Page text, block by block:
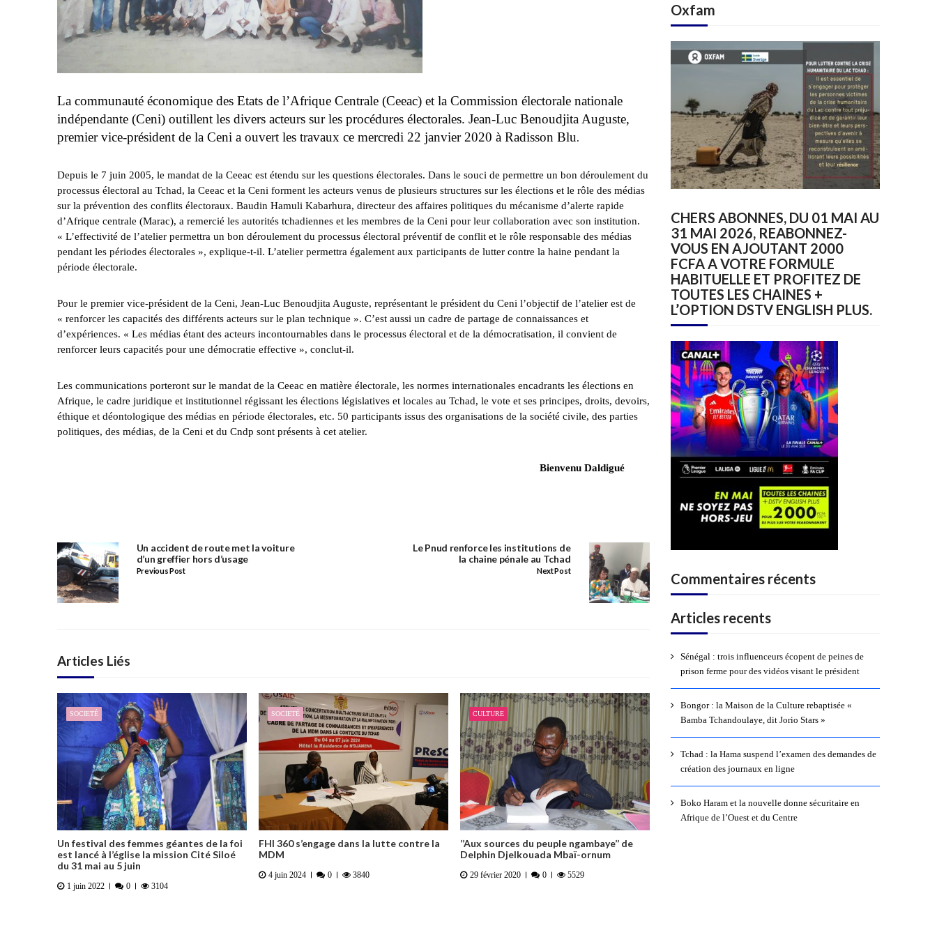
La communauté économique des Etats de l’Afrique Centrale (Ceeac) et la Commission électorale nationale
indépendante (Ceni) outillent les divers acteurs sur les procédures électorales. Jean-Luc Benoudjita Auguste,
premier vice-président de la Ceni a ouvert les travaux ce mercredi 22 janvier 2020 à Radisson Blu.
Depuis le 7 juin 2005, le mandat de la Ceeac est étendu sur les questions électorales. Dans le souci de permettre un bon déroulement du
processus électoral au Tchad, la Ceeac et la Ceni forment les acteurs venus de plusieurs structures sur les élections et le rôle des médias
sur la prévention des conflits électoraux. Baudin Hamuli Kabarhura, directeur des affaires politiques du mécanisme d’alerte rapide
d’Afrique centrale (Marac), a remercié les autorités tchadiennes et les membres de la Ceni pour leur collaboration avec son institution.
« L’effectivité de l’atelier permettra un bon déroulement du processus électoral préventif de conflit et le rôle responsable des médias
pendant les périodes électorales », explique-t-il. L’atelier permettra également aux participants de lutter contre la haine pendant la
période électorale.
Pour le premier vice-président de la Ceni, Jean-Luc Benoudjita Auguste, représentant le président du Ceni l’objectif de l’atelier est de
« renforcer les capacités des différents acteurs sur le plan technique ». C’est aussi un cadre de partage de connaissances et
d’expériences. « Les médias étant des acteurs incontournables dans le processus électoral et de la démocratisation, il convient de
renforcer leurs capacités pour une démocratie effective », conclut-il.
Les communications porteront sur le mandat de la Ceeac en matière électorale, les normes internationales encadrants les élections en
Afrique, le cadre juridique et institutionnel régissant les élections législatives et locales au Tchad, le vote et ses principes, droits, devoirs,
éthique et déontologique des médias en période électorales, etc. 50 participants issus des organisations de la société civile, des parties
politiques, des médias, de la Ceni et du Cndp sont présents à cet atelier.
Bienvenu Daldigué
Un accident de route met la voiture
d’un greffier hors d’usage
Previous Post
Le Pnud renforce les institutions de
la chaine pénale au Tchad
Next Post
Articles Liés
SOCIETÉ
Un festival des femmes géantes de la foi
est lancé à l’église la mission Cité Siloé
du 31 mai au 5 juin
1 juin 2022 0 3104
SOCIETÉ
FHI 360 s’engage dans la lutte contre la
MDM
4 juin 2024 0 3840
CULTURE
’’Aux sources du peuple ngambaye’’ de
Delphin Djelkouada Mbaï-ornum
29 février 2020 0 5529
Oxfam
CHERS ABONNES, DU 01 MAI AU
31 MAI 2026, REABONNEZ-
VOUS EN AJOUTANT 2000
FCFA A VOTRE FORMULE
HABITUELLE ET PROFITEZ DE
TOUTES LES CHAINES +
L’OPTION DSTV ENGLISH PLUS.
Commentaires récents
Articles recents
Sénégal : trois influenceurs écopent de peines de
prison ferme pour des vidéos visant le président
Bongor : la Maison de la Culture rebaptisée «
Bamba Tchandoulaye, dit Jorio Stars »
Tchad : la Hama suspend l’examen des demandes de
création des journaux en ligne
Boko Haram et la nouvelle donne sécuritaire en
Afrique de l’Ouest et du Centre